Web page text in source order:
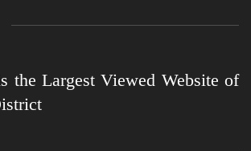
the Largest Viewed Website of